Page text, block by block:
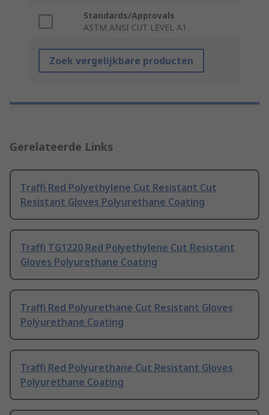
Standards/Approvals
ASTM ANSI CUT LEVEL A1
Zoek vergelijkbare producten
Gerelateerde Links
Traffi Red Polyethylene Cut Resistant Cut
Resistant Gloves Polyurethane Coating
Traffi TG1220 Red Polyethylene Cut Resistant
Gloves Polyurethane Coating
Traffi Red Polyurethane Cut Resistant Gloves
Polyurethane Coating
Traffi Red Polyurethane Cut Resistant Gloves
Polyurethane Coating